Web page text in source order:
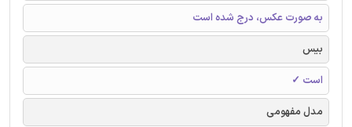
به صورت عکس، درج شده است
بیس
است ✓
مدل مفهومی